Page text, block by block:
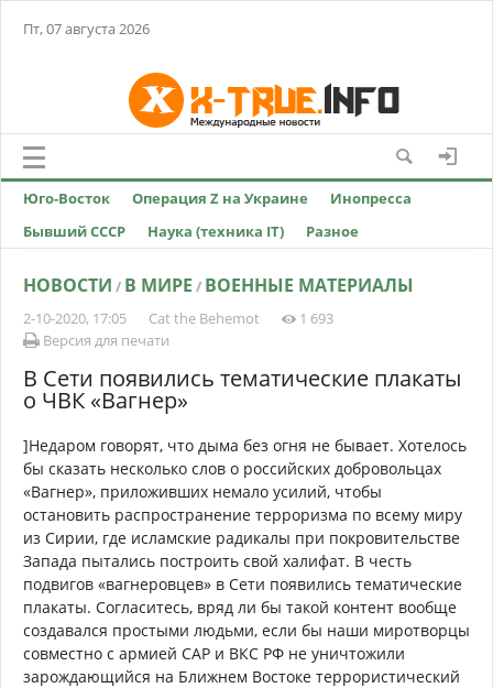
Пт, 07 августа 2026
Юго-Восток Операция Z на Украине
Инопресса
Бывший СССР
Наука (техника IT) Разное
НОВОСТИ / В МИРЕ / ВОЕННЫЕ МАТЕРИАЛЫ
2-10-2020, 17:05 Cat the Behemot
1 693
Версия для печати
В Сети появились тематические плакаты
о ЧВК «Вагнер»
]Недаром говорят, что дыма без огня не бывает. Хотелось
бы сказать несколько слов о российских добровольцах
«Вагнер», приложивших немало усилий, чтобы
остановить распространение терроризма по всему миру
из Сирии, где исламские радикалы при покровительстве
Запада пытались построить свой халифат. В честь
подвигов «вагнеровцев» в Сети появились тематические
плакаты. Согласитесь, вряд ли бы такой контент вообще
создавался простыми людьми, если бы наши миротворцы
совместно с армией САР и ВКС РФ не уничтожили
зарождающийся на Ближнем Востоке террористический